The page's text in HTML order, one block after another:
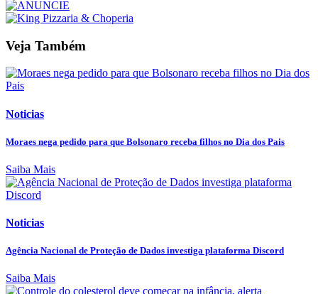
Veja Também
Noticias
Moraes nega pedido para que Bolsonaro receba filhos no Dia dos Pais
Saiba Mais
Noticias
Agência Nacional de Proteção de Dados investiga plataforma Discord
Saiba Mais